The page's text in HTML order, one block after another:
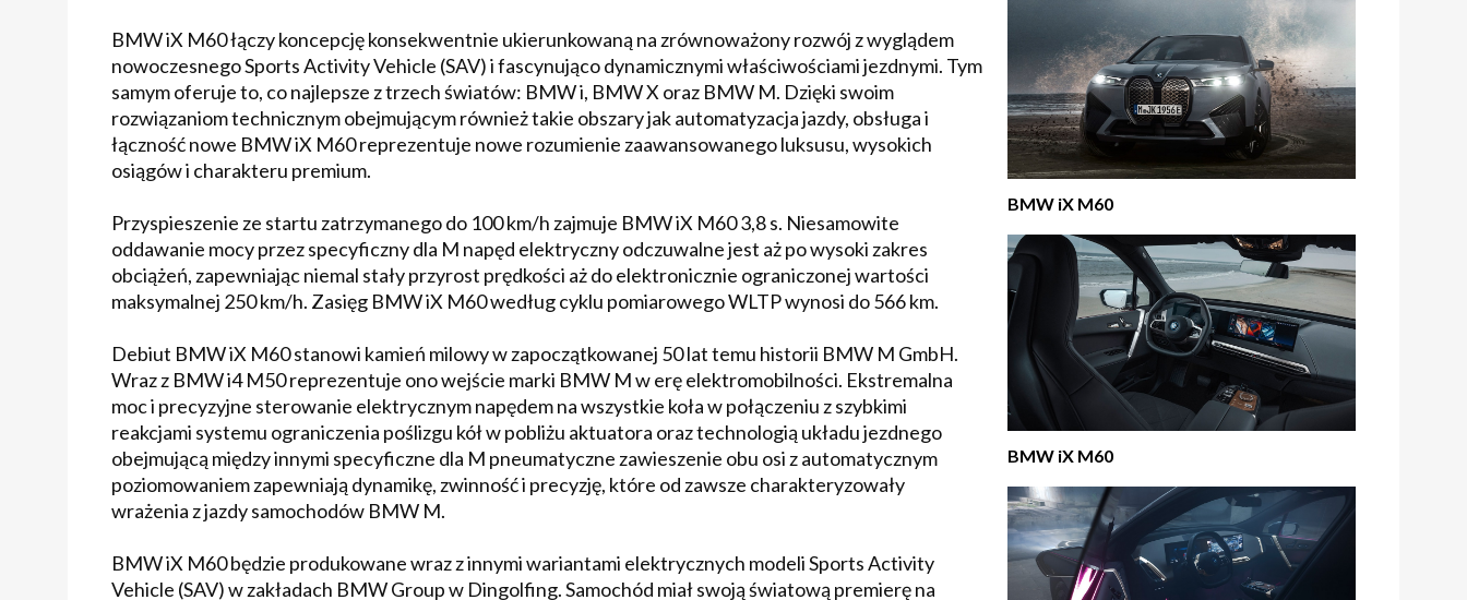
BMW iX M60 łączy koncepcję konsekwentnie ukierunkowaną na zrównoważony rozwój z wyglądem
nowoczesnego Sports Activity Vehicle (SAV) i fascynująco dynamicznymi właściwościami jezdnymi. Tym
samym oferuje to, co najlepsze z trzech światów: BMW i, BMW X oraz BMW M. Dzięki swoim
rozwiązaniom technicznym obejmującym również takie obszary jak automatyzacja jazdy, obsługa i
łączność nowe BMW iX M60 reprezentuje nowe rozumienie zaawansowanego luksusu, wysokich
osiągów i charakteru premium.
Przyspieszenie ze startu zatrzymanego do 100 km/h zajmuje BMW iX M60 3,8 s. Niesamowite
oddawanie mocy przez specyficzny dla M napęd elektryczny odczuwalne jest aż po wysoki zakres
obciążeń, zapewniając niemal stały przyrost prędkości aż do elektronicznie ograniczonej wartości
maksymalnej 250 km/h. Zasięg BMW iX M60 według cyklu pomiarowego WLTP wynosi do 566 km.
Debiut BMW iX M60 stanowi kamień milowy w zapoczątkowanej 50 lat temu historii BMW M GmbH.
Wraz z BMW i4 M50 reprezentuje ono wejście marki BMW M w erę elektromobilności. Ekstremalna
moc i precyzyjne sterowanie elektrycznym napędem na wszystkie koła w połączeniu z szybkimi
reakcjami systemu ograniczenia poślizgu kół w pobliżu aktuatora oraz technologią układu jezdnego
obejmującą między innymi specyficzne dla M pneumatyczne zawieszenie obu osi z automatycznym
poziomowaniem zapewniają dynamikę, zwinność i precyzję, które od zawsze charakteryzowały
wrażenia z jazdy samochodów BMW M.
BMW iX M60 będzie produkowane wraz z innymi wariantami elektrycznych modeli Sports Activity
Vehicle (SAV) w zakładach BMW Group w Dingolfing. Samochód miał swoją światową premierę na
BMW iX M60
BMW iX M60